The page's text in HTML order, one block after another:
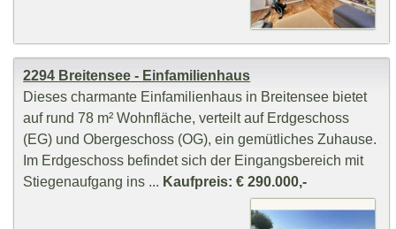
2294 Breitensee - Einfamilienhaus
Dieses charmante Einfamilienhaus in Breitensee bietet
auf rund 78 m² Wohnfläche, verteilt auf Erdgeschoss
(EG) und Obergeschoss (OG), ein gemütliches Zuhause.
Im Erdgeschoss befindet sich der Eingangsbereich mit
Stiegenaufgang ins ... Kaufpreis: € 290.000,-